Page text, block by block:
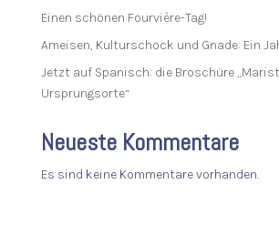
Einen schönen Fourvière-Tag!
Ameisen, Kulturschock und Gnade: Ein
Jetzt auf Spanisch: die Broschüre
Ursprungsorte“
Neueste Kommentare
Es sind keine Kommentare vorhanden.